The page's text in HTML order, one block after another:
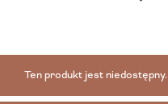
Ten produkt jest niedostępny.